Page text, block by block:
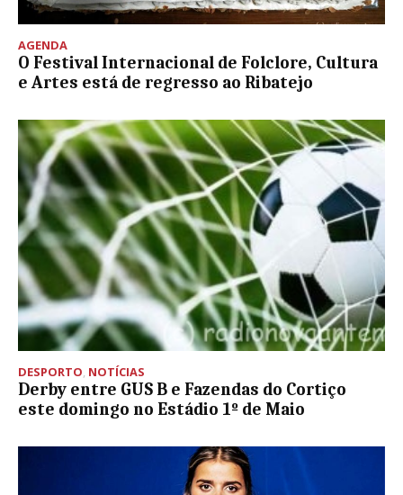
AGENDA
O Festival Internacional de Folclore, Cultura
e Artes está de regresso ao Ribatejo
DESPORTO, NOTÍCIAS
Derby entre GUS B e Fazendas do Cortiço
este domingo no Estádio 1º de Maio